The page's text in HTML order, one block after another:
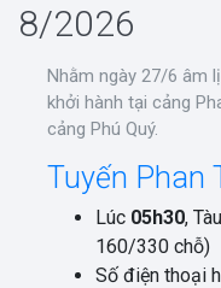
8/2026
Nhằm ngày 27/6 âm
khởi hành tại cảng
cảng Phú Quý.
Tuyến Phan
Lúc 05h30,
160/330 chỗ)
Số điện thoại